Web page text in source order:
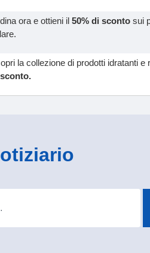
ora e ottieni il 50% di sconto sui
la collezione di prodotti idratanti e